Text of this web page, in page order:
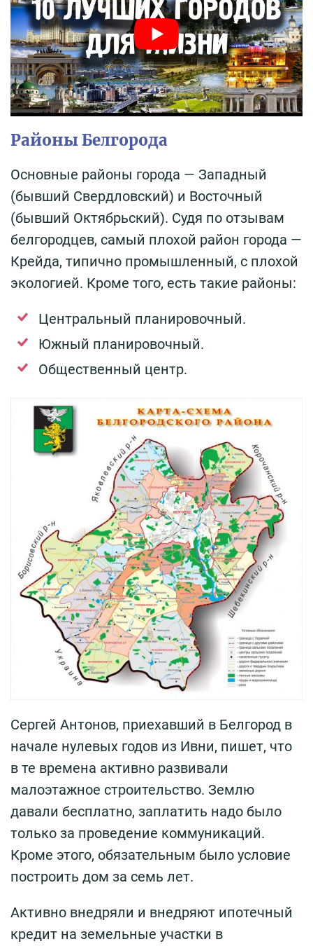
Районы Белгорода
Основные районы города — Западный
(бывший Свердловский) и Восточный
(бывший Октябрьский). Судя по отзывам
белгородцев, самый плохой район города —
Крейда, типично промышленный, с плохой
экологией. Кроме того, есть такие районы:
Центральный планировочный.
Южный планировочный.
Общественный центр.
Сергей Антонов, приехавший в Белгород в
начале нулевых годов из Ивни, пишет, что
в те времена активно развивали
малоэтажное строительство. Землю
давали бесплатно, заплатить надо было
только за проведение коммуникаций.
Кроме этого, обязательным было условие
построить дом за семь лет.
Активно внедряли и внедряют ипотечный
кредит на земельные участки в